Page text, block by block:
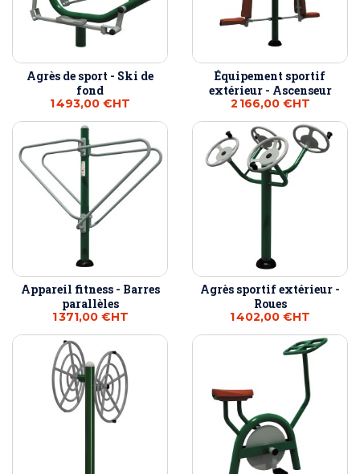
Agrès de sport - Ski de
fond
1 493,00 €HT
Équipement sportif
extérieur - Ascenseur
2 166,00 €HT
Appareil fitness - Barres
parallèles
1 371,00 €HT
Agrès sportif extérieur -
Roues
1 402,00 €HT